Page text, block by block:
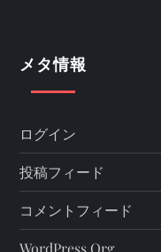
メタ情報
ログイン
投稿フィード
コメントフィード
WordPress.org